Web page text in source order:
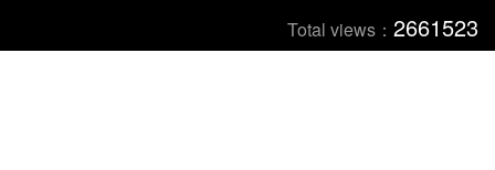
Total views： 2661523